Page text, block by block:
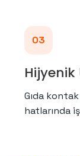
03
Gıda
hatlarında